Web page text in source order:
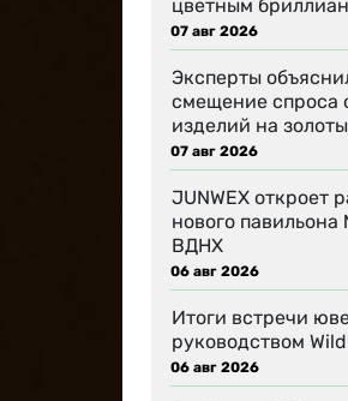
цветным
07 авг 2026
Эксперты
смещение спроса
изделий на
07 авг 2026
JUNWEX откроет
нового
ВДНХ
06 авг 2026
Итоги встречи
руководством
06 авг 2026